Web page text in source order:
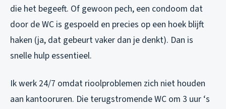
die het begeeft. Of gewoon pech, een condoom dat
door de WC is gespoeld en precies op een hoek blijft
haken (ja, dat gebeurt vaker dan je denkt). Dan is
snelle hulp essentieel.
Ik werk 24/7 omdat rioolproblemen zich niet houden
aan kantooruren. Die terugstromende WC om 3 uur ‘s